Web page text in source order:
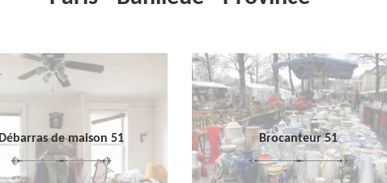
Débarras de maison 51 Brocanteur 51